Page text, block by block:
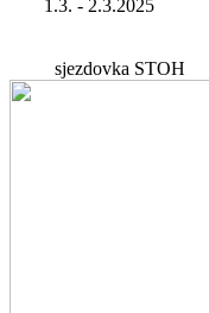
1.3. - 2.3.2025
sjezdovka STOH